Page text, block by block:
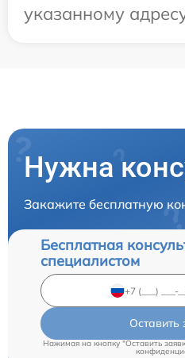
указанному
Нужна
Закажите бесплатную
Бесплатная
специалистом
Оставить
Нажимая на кнопку "Оставить